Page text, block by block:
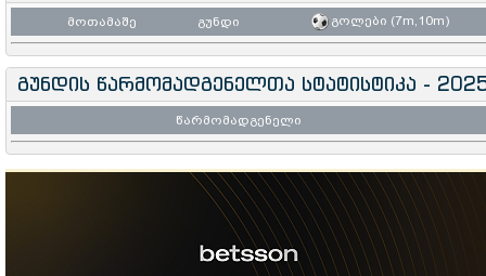
მოთამაშე გუნდი გოლები (7m,10m)
გუნდის წარმომადგენელთა სტატისტიკა -
წარმომადგენელი